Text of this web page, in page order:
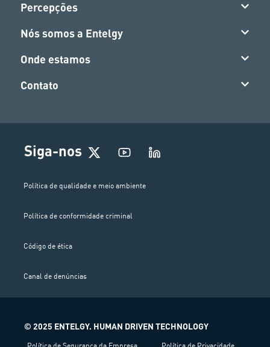
Percepções
Nós somos a Entelgy
Onde estamos
Contato
Siga-nos
Política de qualidade e meio ambiente
Política de conformidade criminal
Código de ética
Canal de denúncias
© 2025 ENTELGY. HUMAN DRIVEN TECHNOLOGY